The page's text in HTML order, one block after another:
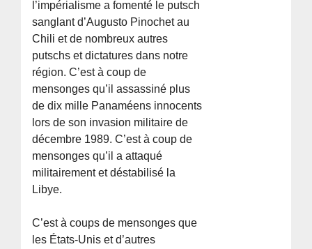
l’impérialisme a fomenté le putsch
sanglant d’Augusto Pinochet au
Chili et de nombreux autres
putschs et dictatures dans notre
région. C’est à coup de
mensonges qu’il assassiné plus
de dix mille Panaméens innocents
lors de son invasion militaire de
décembre 1989. C’est à coup de
mensonges qu’il a attaqué
militairement et déstabilisé la
Libye.
C’est à coups de mensonges que
les États-Unis et d’autres